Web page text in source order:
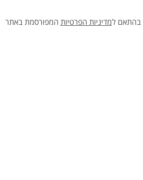
בהתאם למדיניות הפרטיות המפורסמת באתר